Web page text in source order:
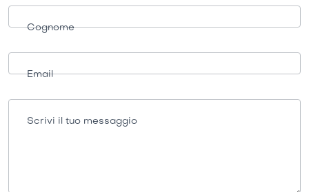
Cognome
Email
Scrivi il tuo messaggio